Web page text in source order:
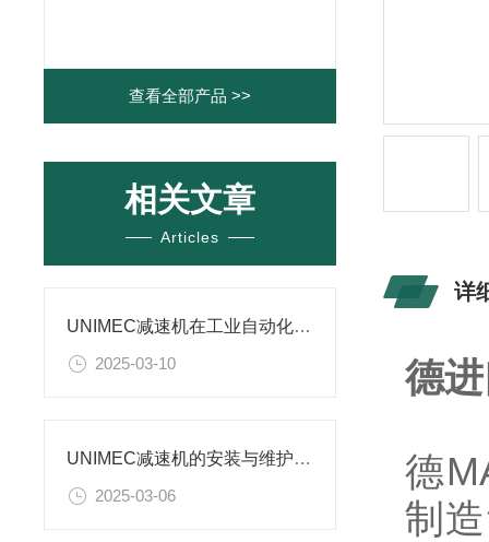
查看全部产品 >>
相关文章
Articles
UNIMEC减速机在工业自动化领域的用途
2025-03-10
UNIMEC减速机的安装与维护步骤
2025-03-06
详
德
德
制